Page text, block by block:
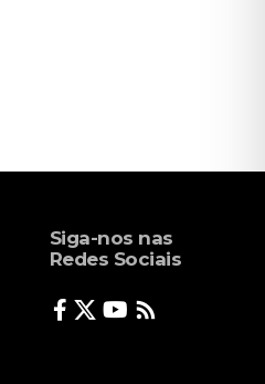
Siga-nos nas
Redes Sociais